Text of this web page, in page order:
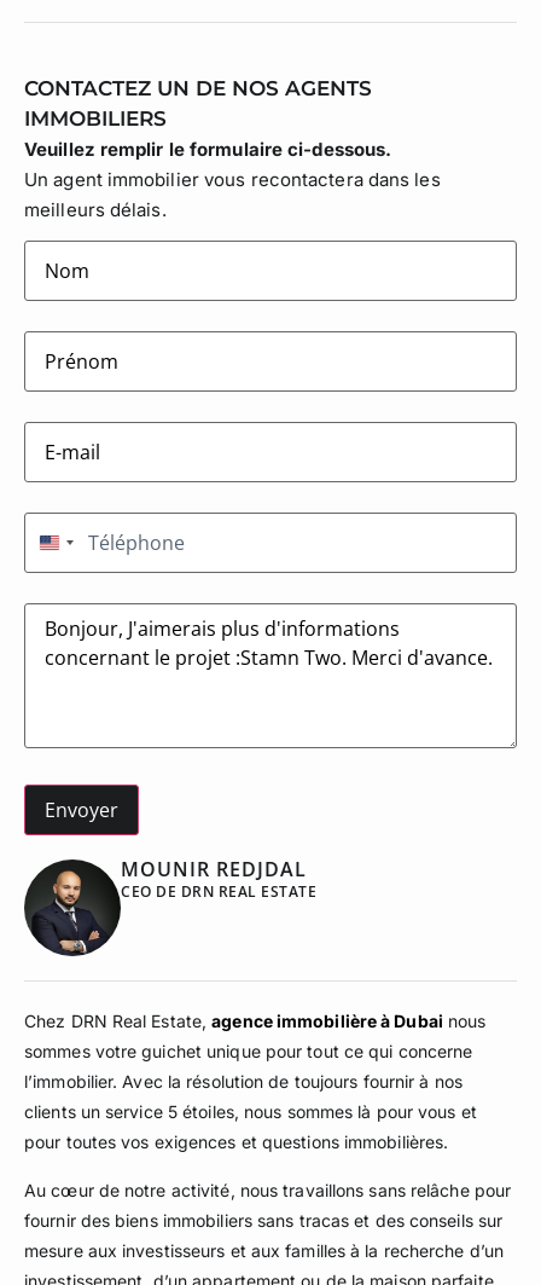
CONTACTEZ UN DE NOS AGENTS
IMMOBILIERS
MOUNIR REDJDAL
CEO DE DRN REAL ESTATE
Chez DRN Real Estate,agence immobilière à Dubai nous
sommes votre guichet unique pour tout ce qui concerne
l’immobilier. Avec la résolution de toujours fournir à nos
clients un service 5 étoiles, nous sommes là pour vous et
pour toutes vos exigences et questions immobilières.
Au cœur de notre activité, nous travaillons sans relâche pour
fournir des biens immobiliers sans tracas et des conseils sur
mesure aux investisseurs et aux familles à la recherche d’un
investissement, d’un appartement ou de la maison parfaite.
Veuillez remplir le formulaire ci-dessous.
Un agent immobilier vous recontactera dans les
meilleurs délais.
lastname(Nécessaire)
firstname(Nécessaire)
E-
mail(Nécessaire)
Téléphone(Nécessaire)
États-Unis +1
Message